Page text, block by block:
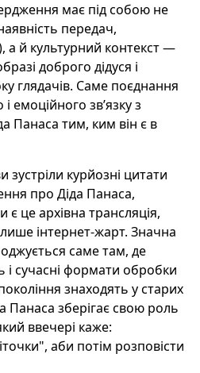
має під собою не
передач,
а й культурний контекст —
доброго дідуся і
глядачів. Саме поєднання
емоційного зв’язку з
Панаса тим, ким він є в
курйозні цитати
про Діда Панаса,
це архівна трансляція,
інтернет-жарт. Значна
саме там, де
і сучасні формати обробки
знаходять у старих
Панаса зберігає свою роль
ввечері каже:
аби потім розповісти